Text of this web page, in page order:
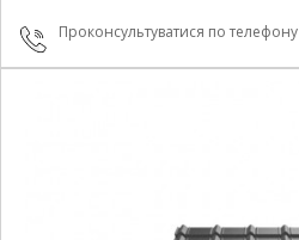
Проконсультуватися по телефону